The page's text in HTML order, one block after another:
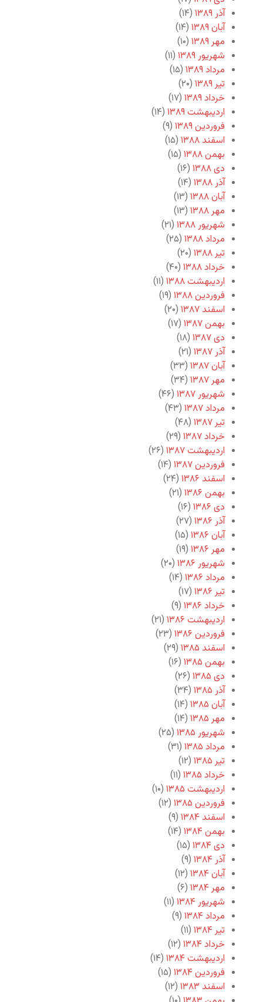
آذر ۱۳۸۹
(۱۴)
آبان ۱۳۸۹
(۱۴)
مهر ۱۳۸۹
(۱۰)
شهریور ۱۳۸۹
(۱۱)
مرداد ۱۳۸۹
(۱۵)
تیر ۱۳۸۹
(۲۰)
خرداد ۱۳۸۹
(۱۷)
اردیبهشت ۱۳۸۹
(۱۴)
فروردین ۱۳۸۹
(۹)
اسفند ۱۳۸۸
(۱۵)
بهمن ۱۳۸۸
(۱۵)
دی ۱۳۸۸
(۱۶)
آذر ۱۳۸۸
(۱۴)
آبان ۱۳۸۸
(۱۳)
مهر ۱۳۸۸
(۱۳)
شهریور ۱۳۸۸
(۲۱)
مرداد ۱۳۸۸
(۲۵)
تیر ۱۳۸۸
(۲۰)
خرداد ۱۳۸۸
(۴۰)
اردیبهشت ۱۳۸۸
(۱۱)
فروردین ۱۳۸۸
(۱۹)
اسفند ۱۳۸۷
(۲۰)
بهمن ۱۳۸۷
(۱۷)
دی ۱۳۸۷
(۱۸)
آذر ۱۳۸۷
(۲۱)
آبان ۱۳۸۷
(۳۳)
مهر ۱۳۸۷
(۳۴)
شهریور ۱۳۸۷
(۴۶)
مرداد ۱۳۸۷
(۴۳)
تیر ۱۳۸۷
(۴۸)
خرداد ۱۳۸۷
(۲۹)
اردیبهشت ۱۳۸۷
(۲۶)
فروردین ۱۳۸۷
(۱۴)
اسفند ۱۳۸۶
(۲۴)
بهمن ۱۳۸۶
(۲۱)
دی ۱۳۸۶
(۱۶)
آذر ۱۳۸۶
(۲۷)
آبان ۱۳۸۶
(۱۵)
مهر ۱۳۸۶
(۱۹)
شهریور ۱۳۸۶
(۲۰)
مرداد ۱۳۸۶
(۱۴)
تیر ۱۳۸۶
(۱۷)
خرداد ۱۳۸۶
(۹)
اردیبهشت ۱۳۸۶
(۲۱)
فروردین ۱۳۸۶
(۲۳)
اسفند ۱۳۸۵
(۲۹)
بهمن ۱۳۸۵
(۱۶)
دی ۱۳۸۵
(۲۶)
آذر ۱۳۸۵
(۳۴)
آبان ۱۳۸۵
(۱۴)
مهر ۱۳۸۵
(۱۴)
شهریور ۱۳۸۵
(۲۵)
مرداد ۱۳۸۵
(۳۱)
تیر ۱۳۸۵
(۱۲)
خرداد ۱۳۸۵
(۱۱)
اردیبهشت ۱۳۸۵
(۱۰)
فروردین ۱۳۸۵
(۱۲)
اسفند ۱۳۸۴
(۹)
بهمن ۱۳۸۴
(۱۴)
دی ۱۳۸۴
(۱۵)
آذر ۱۳۸۴
(۹)
آبان ۱۳۸۴
(۱۲)
مهر ۱۳۸۴
(۶)
شهریور ۱۳۸۴
(۱۱)
مرداد ۱۳۸۴
(۹)
تیر ۱۳۸۴
(۱۱)
خرداد ۱۳۸۴
(۱۲)
اردیبهشت ۱۳۸۴
(۱۴)
فروردین ۱۳۸۴
(۱۵)
اسفند ۱۳۸۳
(۱۲)